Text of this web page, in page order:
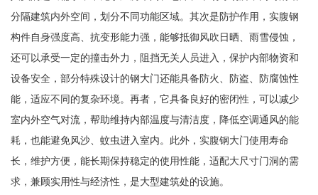
分隔建筑内外空间，划分不同功能区域。其次是防护作用，实腹钢
构件自身强度高、抗变形能力强，能够抵御风吹日晒、雨雪侵蚀，
还可以承受一定的撞击外力，阻挡无关人员进入，保护内部物资和
设备安全，部分特殊设计的钢大门还能具备防火、防盗、防腐蚀性
能，适应不同的复杂环境。再者，它具备良好的密闭性，可以减少
室内外空气对流，帮助维持内部温度与清洁度，降低空调通风的能
耗，也能避免风沙、蚊虫进入室内。此外，实腹钢大门使用寿命
长，维护方便，能长期保持稳定的使用性能，适配大尺寸门洞的需
求，兼顾实用性与经济性，是大型建筑处的设施。